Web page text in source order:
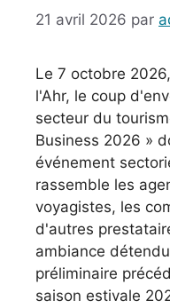
21 avril 2026 par
Le 7 octobre
l'Ahr, le coup
secteur du
Business 2026 »
événement
rassemble les
voyagistes, les
d'autres
ambiance
préliminaire
saison estivale